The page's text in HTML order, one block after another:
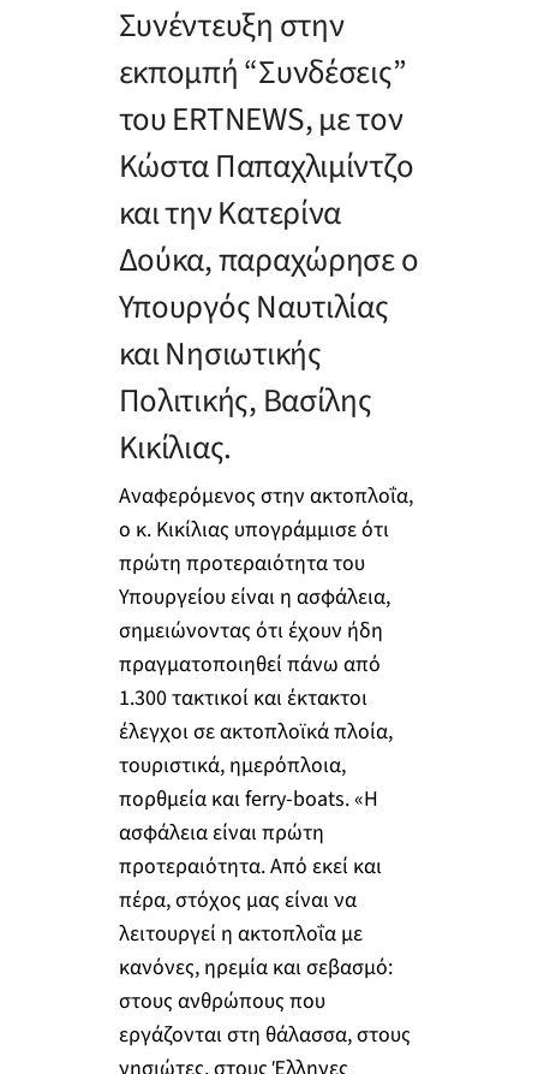
Συνέντευξη στην
εκπομπή “Συνδέσεις”
του ERTNEWS, με τον
Κώστα Παπαχλιμίντζο
και την Κατερίνα
Δούκα, παραχώρησε ο
Υπουργός Ναυτιλίας
και Νησιωτικής
Πολιτικής, Βασίλης
Κικίλιας.
Αναφερόμενος στην ακτοπλοΐα,
ο κ. Κικίλιας υπογράμμισε ότι
πρώτη προτεραιότητα του
Υπουργείου είναι η ασφάλεια,
σημειώνοντας ότι έχουν ήδη
πραγματοποιηθεί πάνω από
1.300 τακτικοί και έκτακτοι
έλεγχοι σε ακτοπλοϊκά πλοία,
τουριστικά, ημερόπλοια,
πορθμεία και ferry-boats. «Η
ασφάλεια είναι πρώτη
προτεραιότητα. Από εκεί και
πέρα, στόχος μας είναι να
λειτουργεί η ακτοπλοΐα με
κανόνες, ηρεμία και σεβασμό:
στους ανθρώπους που
εργάζονται στη θάλασσα, στους